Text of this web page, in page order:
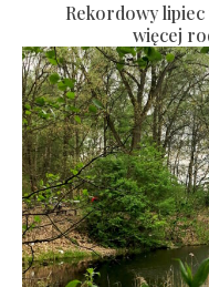
Rekordowy lipiec
więcej